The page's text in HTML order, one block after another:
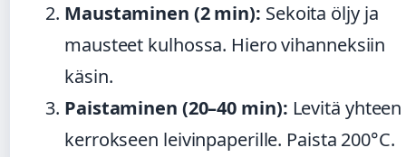
Maustaminen (2 min): Sekoita öljy ja
mausteet kulhossa. Hiero vihanneksiin
käsin.
Paistaminen (20–40 min): Levitä yhteen
kerrokseen leivinpaperille. Paista 200°C.